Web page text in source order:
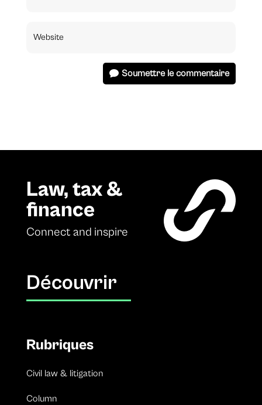
Soumettre le commentaire
Law, tax &
finance
Connect and inspire
Découvrir
Rubriques
Civil law & litigation
Column